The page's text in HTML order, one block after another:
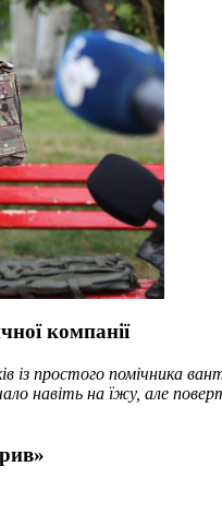
компанії
простого помічника
навіть на їжу, але